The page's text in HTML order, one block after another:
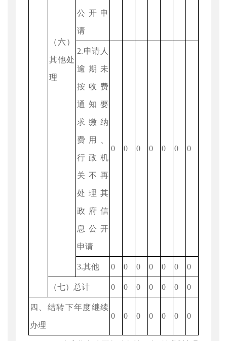
（六）
其他处
理
公开申
请
2.申请人
逾期未
按收费
通知要
求缴纳
费用、
行政机
关不再
处理其
政府信
息公开
申请
0 0 0 0 0 0 0
3.其他 0 0 0 0 0 0 0
（七）总计 0 0 0 0 0 0 0
四、结转下年度继续
办理
0 0 0 0 0 0 0